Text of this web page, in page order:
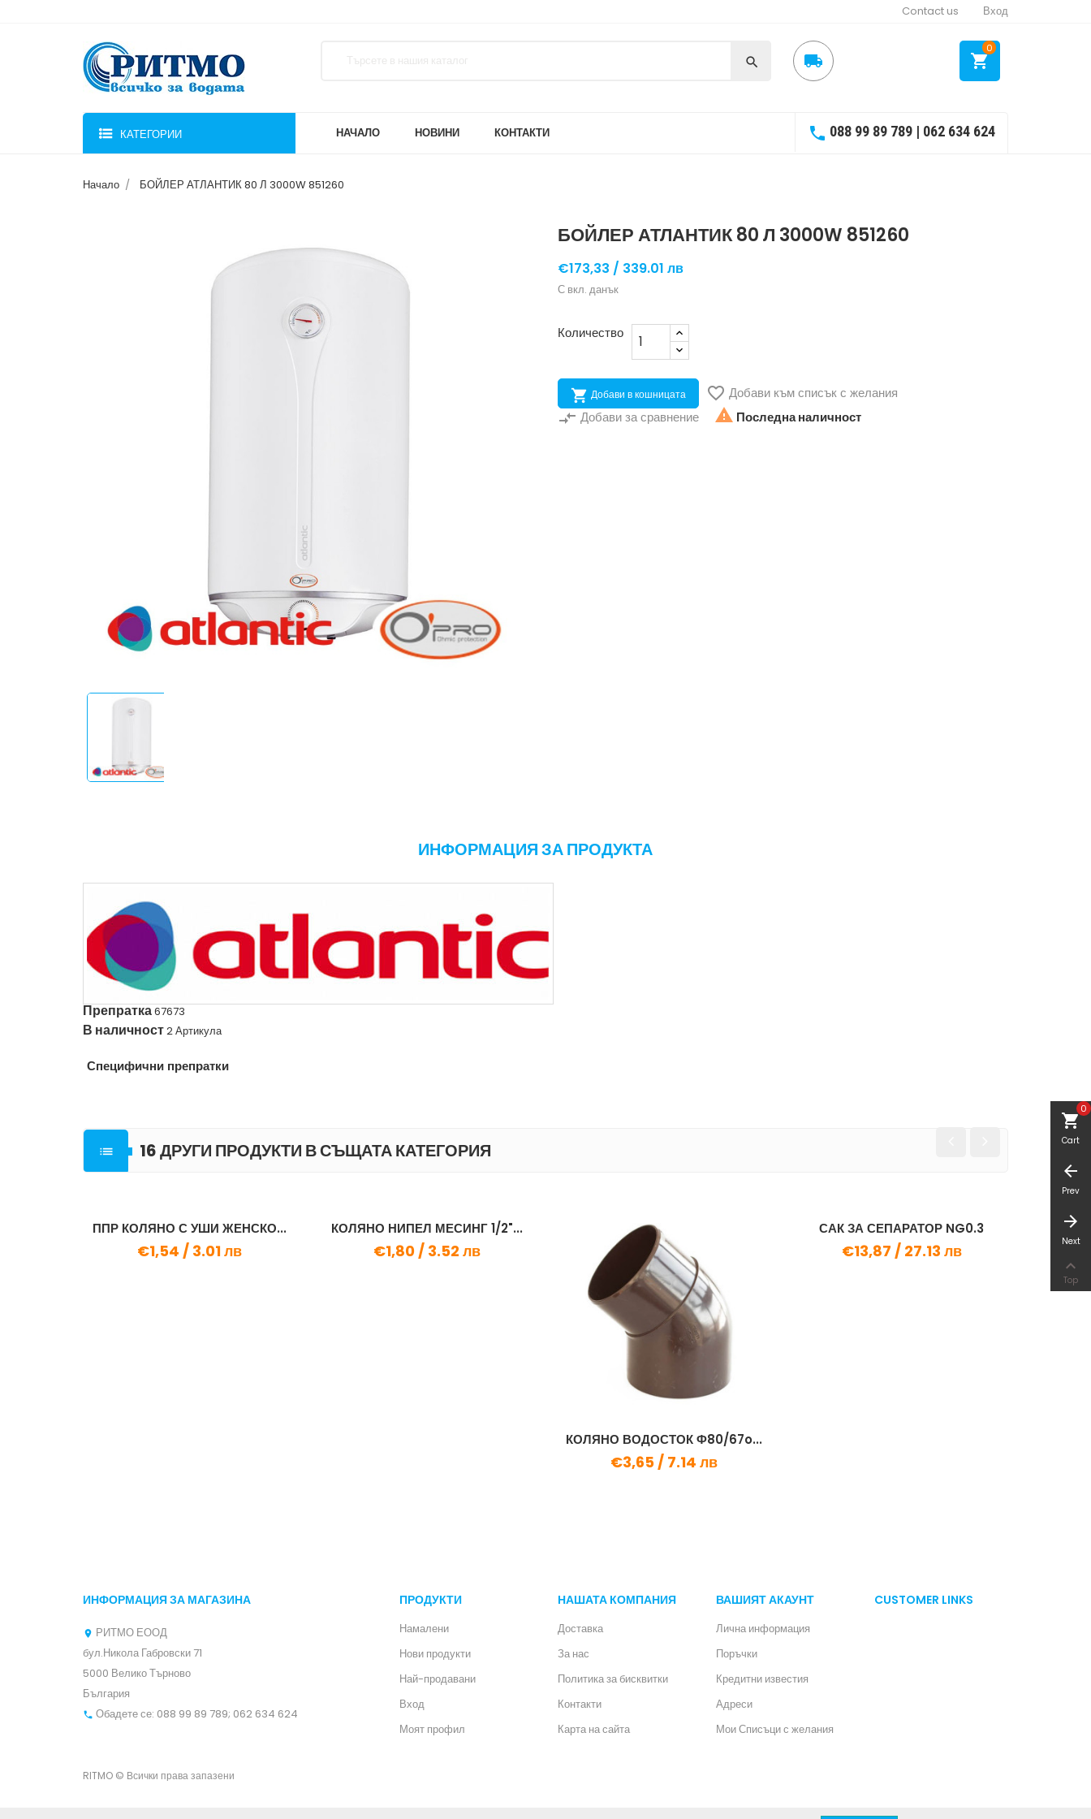
Вход
Contact us
  
0
КАТЕГОРИИ НАЧАЛО НОВИНИ КОНТАКТИ  088 99 89 789 | 062 634 624
Начало БОЙЛЕР АТЛАНТИК 80 Л 3000W 851260
БОЙЛЕР АТЛАНТИК 80 Л 3000W 851260
€173,33 / 339.01 лв
С вкл. данък
Количество
 Добави в кошницата  Добави към списък с желания
compare_arrows Добави за сравнение  Последна наличност
ИНФОРМАЦИЯ ЗА ПРОДУКТА
Препратка67673
В наличност2 Артикула
Специфични препратки
 16 ДРУГИ ПРОДУКТИ В СЪЩАТА КАТЕГОРИЯ
ППР КОЛЯНО С УШИ ЖЕНСКО...
€1,54 / 3.01 лв
КОЛЯНО НИПЕЛ МЕСИНГ 1/2"...
€1,80 / 3.52 лв
КОЛЯНО ВОДОСТОК Ф80/67o...
€3,65 / 7.14 лв
САК ЗА СЕПАРАТОР NG0.3
€13,87 / 27.13 лв
ИНФОРМАЦИЯ ЗА МАГАЗИНА
 РИТМО ЕООД
бул.Никола Габровски 71
5000 Велико Търново
България
 Обадете се: 088 99 89 789; 062 634 624
ПРОДУКТИ
Намалени
Нови продукти
Най-продавани
Вход
Моят профил
НАШАТА КОМПАНИЯ
Доставка
За нас
Политика за бисквитки
Контакти
Карта на сайта
ВАШИЯТ АКАУНТ
Лична информация
Поръчки
Кредитни известия
Адреси
Мои Списъци с желания
CUSTOMER LINKS
RITMO © Всички права запазени
shopping_cart
Cart
0
arrow_back
Prev
arrow_forward
Next

Top